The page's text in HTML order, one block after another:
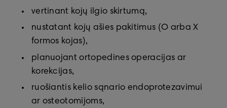
vertinant kojų ilgio skirtumą,
nustatant kojų ašies pakitimus (O arba X
formos kojas),
planuojant ortopedines operacijas ar
korekcijas,
ruošiantis kelio sąnario endoprotezavimui
ar osteotomijoms,